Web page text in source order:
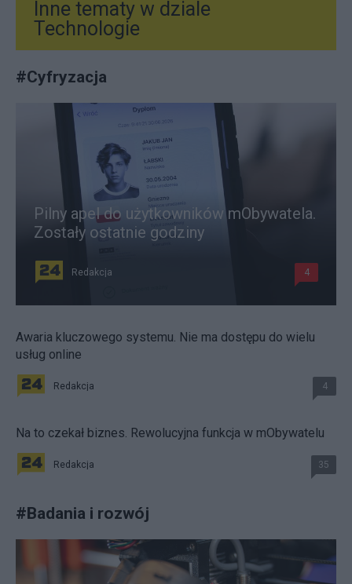
Inne tematy w dziale
Technologie
#Cyfryzacja
Pilny apel do użytkowników mObywatela.
Zostały ostatnie godziny
Redakcja 4
Awaria kluczowego systemu. Nie ma dostępu do wielu
usług online
Redakcja 4
Na to czekał biznes. Rewolucyjna funkcja w mObywatelu
Redakcja 35
#Badania i rozwój